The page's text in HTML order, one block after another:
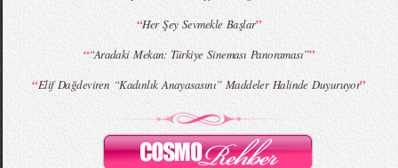
“Her Şey Sevmekle Başlar”
““Aradaki Mekan: Türkiye Sineması Panoraması””
“Elif Dağdeviren “Kadınlık Anayasasını” Maddeler Halinde Duyuruyor”